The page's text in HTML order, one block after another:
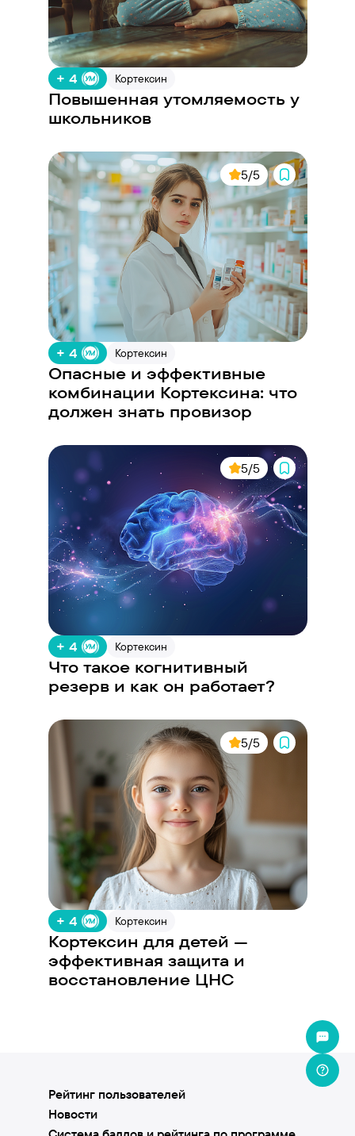
+ 4 Кортексин
Повышенная утомляемость у
школьников
5/5
+ 4 Кортексин
Опасные и эффективные
комбинации Кортексина: что
должен знать провизор
5/5
+ 4 Кортексин
Что такое когнитивный
резерв и как он работает?
5/5
+ 4 Кортексин
Кортексин для детей —
эффективная защита и
восстановление ЦНС
Рейтинг пользователей
Новости